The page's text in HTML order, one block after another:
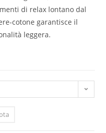
di relax lontano dal
cotone garantisce il
leggera.